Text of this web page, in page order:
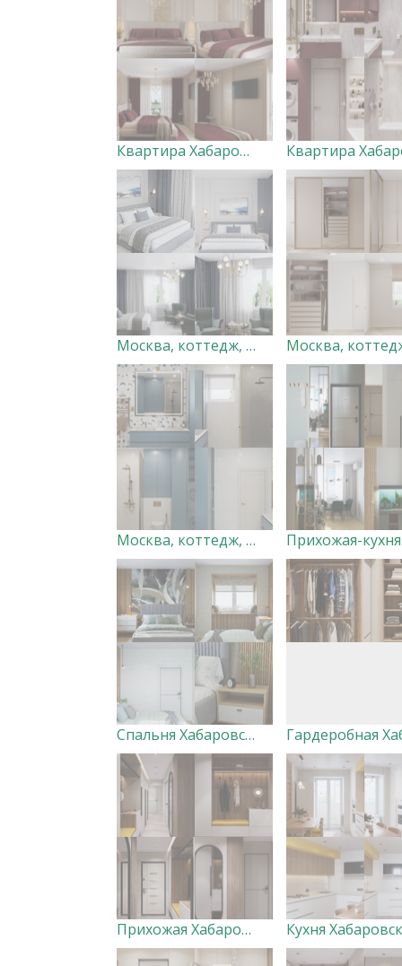
Квартира Хабаровск (мастер-спальня с санузлом и гардеробной)
Москва, коттедж, мастер-спальня. Дизайн-студия "Very Peri"
Москва, коттедж, санузел 3. Дизайн-студия "Very Peri"
Спальня Хабаровск Вершины. Дизайнер Ксения Добровольская
Прихожая Хабаровск Кухня Хабаровск